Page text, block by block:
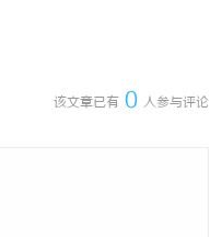
该文章已有 0 人参与评论